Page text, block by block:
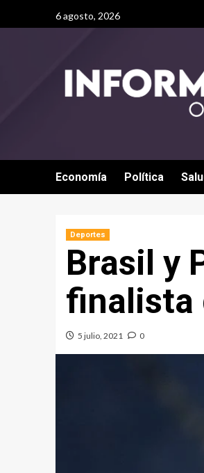
6 agosto, 2026
Economía Política
Deportes
Brasil y
finalista
5 julio, 2021 0